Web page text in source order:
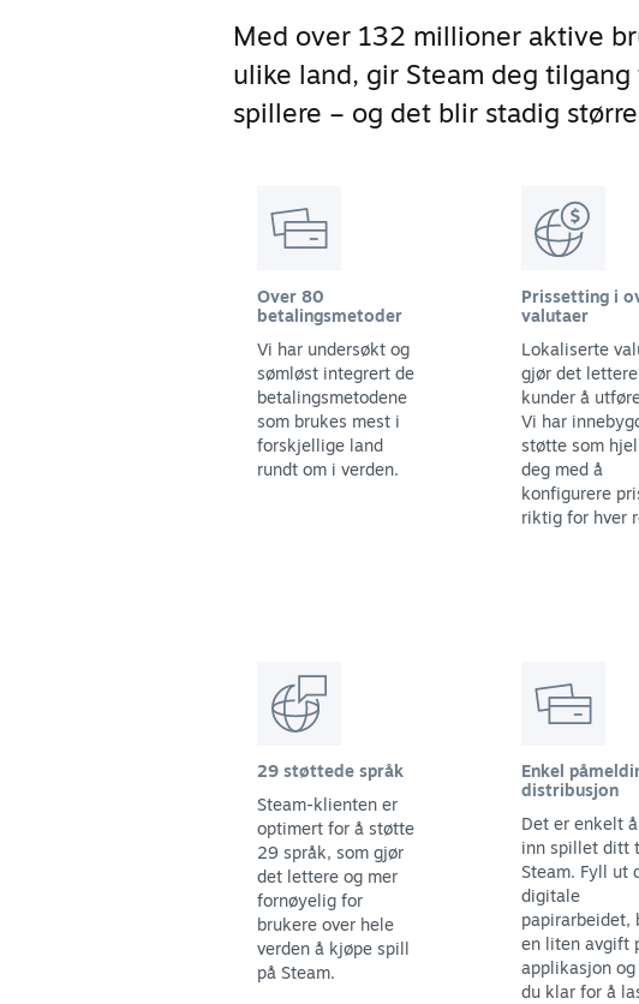
Med over 132 millioner aktive
ulike land, gir Steam deg
spillere – og det blir stadig
Over 80
betalingsmetoder
Vi har undersøkt og
sømløst integrert de
betalingsmetodene
som brukes mest i
forskjellige land
rundt om i verden.
Prissetting i
valutaer
Lokaliserte
gjør det
kunder å
Vi har
støtte som
deg med å
konfigurere
riktig for hver
29 støttede språk
Steam-klienten er
optimert for å støtte
29 språk, som gjør
det lettere og mer
fornøyelig for
brukere over hele
verden å kjøpe spill
på Steam.
Enkel
distribusjon
Det er enkelt
inn spillet ditt
Steam. Fyll ut
digitale
papirarbeidet,
en liten avgift
applikasjon og
du klar for å